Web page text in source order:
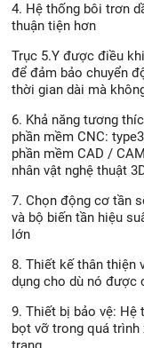
4. Hệ thống bôi trơn
thuận tiện hơn
Trục 5.Y được điều
để đảm bảo chuyển
thời gian dài mà
6. Khả năng tương
phần mềm CNC:
phần mềm CAD /
nhân vật nghệ thuật
7. Chọn động cơ tần
và bộ biến tần hiệu
lớn
8. Thiết kế thân thiện
dụng cho dù nó được
9. Thiết bị bảo vệ: Hệ
bọt vỡ trong quá